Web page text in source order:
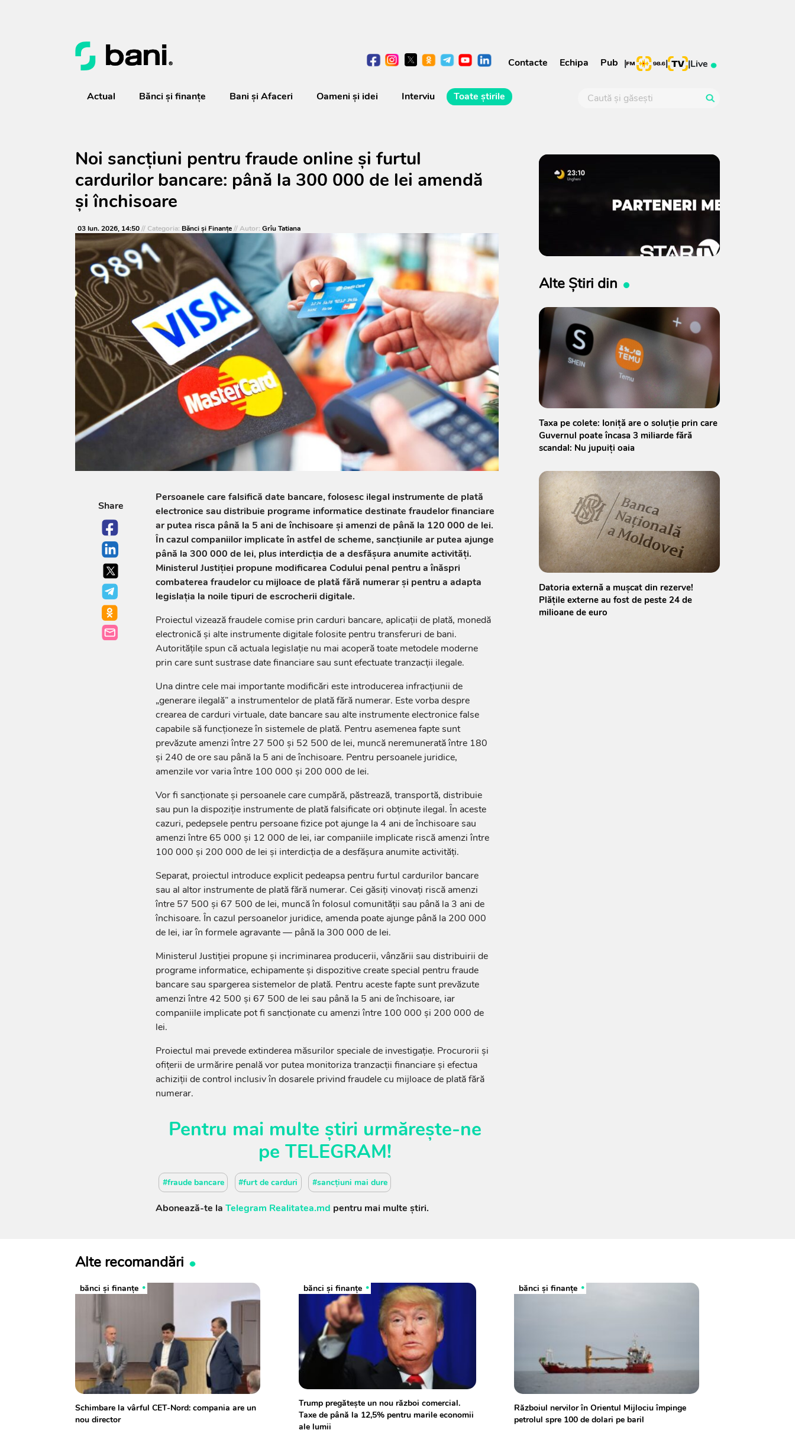
Contacte Echipa Pub | | |Live
Actual Bănci şi finanţe Bani și Afaceri Oameni şi idei Interviu Toate știrile
Noi sancțiuni pentru fraude online și furtul
cardurilor bancare: până la 300 000 de lei amendă
și închisoare
03 Iun. 2026, 14:50// Categoria: Bănci şi Finanţe// Autor: Grîu Tatiana
Share
Persoanele care falsifică date bancare, folosesc ilegal instrumente de plată
electronice sau distribuie programe informatice destinate fraudelor financiare
ar putea risca până la 5 ani de închisoare și amenzi de până la 120 000 de lei.
În cazul companiilor implicate în astfel de scheme, sancțiunile ar putea ajunge
până la 300 000 de lei, plus interdicția de a desfășura anumite activități.
Ministerul Justiției propune modificarea Codului penal pentru a înăspri
combaterea fraudelor cu mijloace de plată fără numerar și pentru a adapta
legislația la noile tipuri de escrocherii digitale.
Proiectul vizează fraudele comise prin carduri bancare, aplicații de plată, monedă
electronică și alte instrumente digitale folosite pentru transferuri de bani.
Autoritățile spun că actuala legislație nu mai acoperă toate metodele moderne
prin care sunt sustrase date financiare sau sunt efectuate tranzacții ilegale.
Una dintre cele mai importante modificări este introducerea infracțiunii de
„generare ilegală” a instrumentelor de plată fără numerar. Este vorba despre
crearea de carduri virtuale, date bancare sau alte instrumente electronice false
capabile să funcționeze în sistemele de plată. Pentru asemenea fapte sunt
prevăzute amenzi între 27 500 și 52 500 de lei, muncă neremunerată între 180
și 240 de ore sau până la 5 ani de închisoare. Pentru persoanele juridice,
amenzile vor varia între 100 000 și 200 000 de lei.
Vor fi sancționate și persoanele care cumpără, păstrează, transportă, distribuie
sau pun la dispoziție instrumente de plată falsificate ori obținute ilegal. În aceste
cazuri, pedepsele pentru persoane fizice pot ajunge la 4 ani de închisoare sau
amenzi între 65 000 și 12 000 de lei, iar companiile implicate riscă amenzi între
100 000 și 200 000 de lei și interdicția de a desfășura anumite activități.
Separat, proiectul introduce explicit pedeapsa pentru furtul cardurilor bancare
sau al altor instrumente de plată fără numerar. Cei găsiți vinovați riscă amenzi
între 57 500 și 67 500 de lei, muncă în folosul comunității sau până la 3 ani de
închisoare. În cazul persoanelor juridice, amenda poate ajunge până la 200 000
de lei, iar în formele agravante — până la 300 000 de lei.
Ministerul Justiției propune și incriminarea producerii, vânzării sau distribuirii de
programe informatice, echipamente și dispozitive create special pentru fraude
bancare sau spargerea sistemelor de plată. Pentru aceste fapte sunt prevăzute
amenzi între 42 500 și 67 500 de lei sau până la 5 ani de închisoare, iar
companiile implicate pot fi sancționate cu amenzi între 100 000 și 200 000 de
lei.
Proiectul mai prevede extinderea măsurilor speciale de investigație. Procurorii și
ofițerii de urmărire penală vor putea monitoriza tranzacții financiare și efectua
achiziții de control inclusiv în dosarele privind fraudele cu mijloace de plată fără
numerar.
Pentru mai multe știri urmărește-ne
pe TELEGRAM!
#fraude bancare #furt de carduri #sancțiuni mai dure
Abonează-te la Telegram Realitatea.md pentru mai multe știri.
Alte Știri din
Taxa pe colete: Ioniță are o soluție prin care
Guvernul poate încasa 3 miliarde fără
scandal: Nu jupuiți oaia
Datoria externă a mușcat din rezerve!
Plățile externe au fost de peste 24 de
milioane de euro
Alte recomandări
bănci şi finanţe
Schimbare la vârful CET-Nord: compania are un
nou director
bănci şi finanţe
Trump pregătește un nou război comercial.
Taxe de până la 12,5% pentru marile economii
ale lumii
bănci şi finanţe
Războiul nervilor în Orientul Mijlociu împinge
petrolul spre 100 de dolari pe baril